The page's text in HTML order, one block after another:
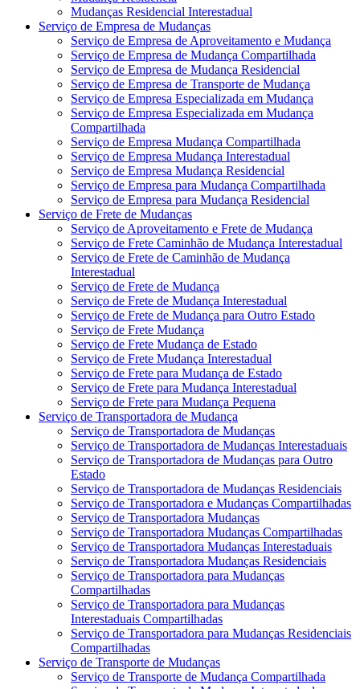
Mudanças Residencial Interestadual
Serviço de Empresa de Mudanças
Serviço de Empresa de Aproveitamento e Mudança
Serviço de Empresa de Mudança Compartilhada
Serviço de Empresa de Mudança Residencial
Serviço de Empresa de Transporte de Mudança
Serviço de Empresa Especializada em Mudança
Serviço de Empresa Especializada em Mudança
Compartilhada
Serviço de Empresa Mudança Compartilhada
Serviço de Empresa Mudança Interestadual
Serviço de Empresa Mudança Residencial
Serviço de Empresa para Mudança Compartilhada
Serviço de Empresa para Mudança Residencial
Serviço de Frete de Mudanças
Serviço de Aproveitamento e Frete de Mudança
Serviço de Frete Caminhão de Mudança Interestadual
Serviço de Frete de Caminhão de Mudança
Interestadual
Serviço de Frete de Mudança
Serviço de Frete de Mudança Interestadual
Serviço de Frete de Mudança para Outro Estado
Serviço de Frete Mudança
Serviço de Frete Mudança de Estado
Serviço de Frete Mudança Interestadual
Serviço de Frete para Mudança de Estado
Serviço de Frete para Mudança Interestadual
Serviço de Frete para Mudança Pequena
Serviço de Transportadora de Mudança
Serviço de Transportadora de Mudanças
Serviço de Transportadora de Mudanças Interestaduais
Serviço de Transportadora de Mudanças para Outro
Estado
Serviço de Transportadora de Mudanças Residenciais
Serviço de Transportadora e Mudanças Compartilhadas
Serviço de Transportadora Mudanças
Serviço de Transportadora Mudanças Compartilhadas
Serviço de Transportadora Mudanças Interestaduais
Serviço de Transportadora Mudanças Residenciais
Serviço de Transportadora para Mudanças
Compartilhadas
Serviço de Transportadora para Mudanças
Interestaduais Compartilhadas
Serviço de Transportadora para Mudanças Residenciais
Compartilhadas
Serviço de Transporte de Mudanças
Serviço de Transporte de Mudança Compartilhada